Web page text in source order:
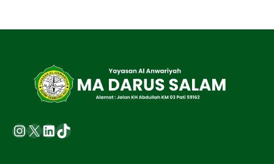
Instagram
X LinkedIn
https://www.tiktok.com/